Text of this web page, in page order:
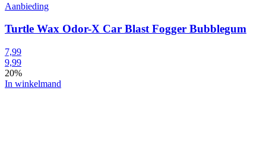
Aanbieding
Turtle Wax Odor-X Car Blast Fogger Bubblegum
7,99
9,99
20%
In winkelmand